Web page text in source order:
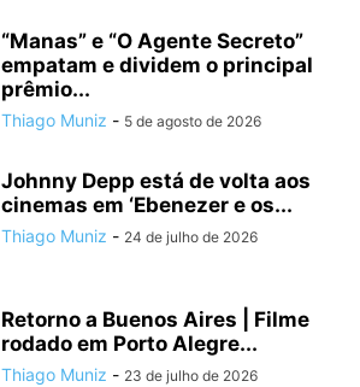
“Manas” e “O Agente Secreto”
empatam e dividem o principal
prêmio...
Thiago Muniz - 5 de agosto de 2026
Johnny Depp está de volta aos
cinemas em ‘Ebenezer e os...
Thiago Muniz - 24 de julho de 2026
Retorno a Buenos Aires | Filme
rodado em Porto Alegre...
Thiago Muniz - 23 de julho de 2026